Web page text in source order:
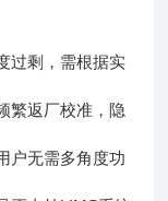
剩，需根据实
返厂校准，隐
无需多角度功